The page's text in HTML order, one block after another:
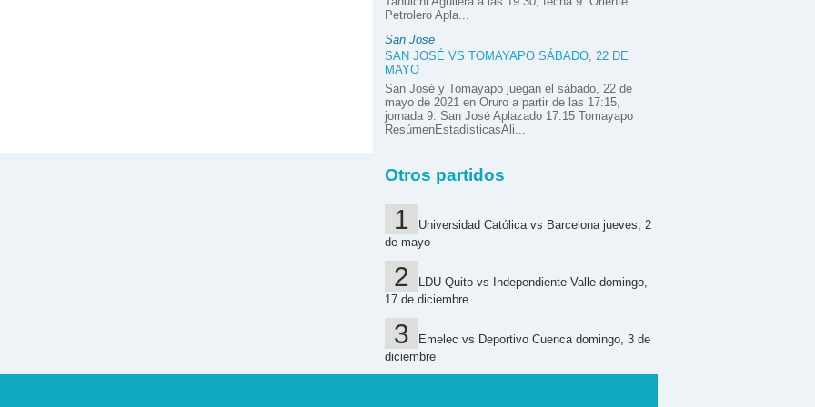
Petrolero Apla...
San Jose
SAN JOSÉ VS TOMAYAPO SÁBADO, 22 DE
MAYO
San José y Tomayapo juegan el sábado, 22 de
mayo de 2021 en Oruro a partir de las 17:15,
jornada 9. San José Aplazado 17:15 Tomayapo
ResúmenEstadísticasAli...
Otros partidos
Universidad Católica vs Barcelona jueves, 2
de mayo
LDU Quito vs Independiente Valle domingo,
17 de diciembre
Emelec vs Deportivo Cuenca domingo, 3 de
diciembre